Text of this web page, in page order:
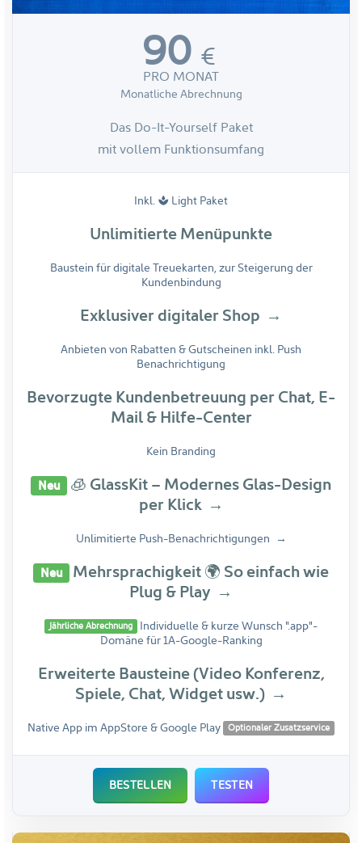
90 €
PRO MONAT
Monatliche Abrechnung
Das Do-It-Yourself Paket
mit vollem Funktionsumfang
Inkl. spa Light Paket
Unlimitierte Menüpunkte
Baustein für digitale Treuekarten, zur Steigerung der
Kundenbindung
Exklusiver digitaler Shop
Anbieten von Rabatten & Gutscheinen inkl. Push
Benachrichtigung
Bevorzugte Kundenbetreuung per Chat, E-
Mail & Hilfe-Center
Kein Branding
Neu 🧊 GlassKit – Modernes Glas-Design
per Klick
Unlimitierte Push-Benachrichtigungen
Neu
Mehrsprachigkeit 🌍 So einfach wie
Plug & Play
Jährliche Abrechnung Individuelle & kurze Wunsch ".app"-
Domäne für 1A-Google-Ranking
Erweiterte Bausteine (Video Konferenz,
Spiele, Chat, Widget usw.)
Native App im AppStore & Google Play Optionaler Zusatzservice
BESTELLEN TESTEN